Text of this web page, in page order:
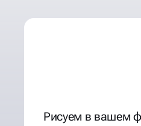
Рисуем в вашем